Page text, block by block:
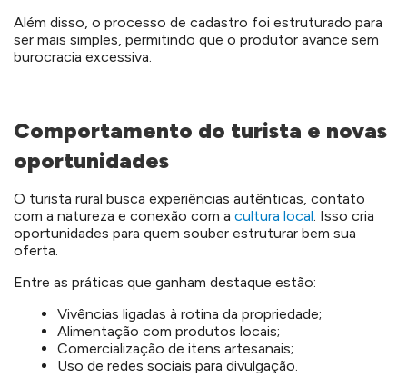
Além disso, o processo de cadastro foi estruturado para
ser mais simples, permitindo que o produtor avance sem
burocracia excessiva.
Comportamento do turista e novas
oportunidades
O turista rural busca experiências autênticas, contato
com a natureza e conexão com a cultura local . Isso cria
oportunidades para quem souber estruturar bem sua
oferta.
Entre as práticas que ganham destaque estão:
Vivências ligadas à rotina da propriedade;
Alimentação com produtos locais;
Comercialização de itens artesanais;
Uso de redes sociais para divulgação.